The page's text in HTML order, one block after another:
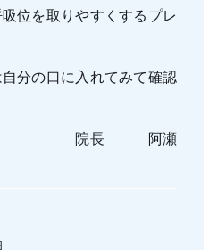
位を取りやすくするプレ
分の口に入れてみて確認
院長 阿瀬